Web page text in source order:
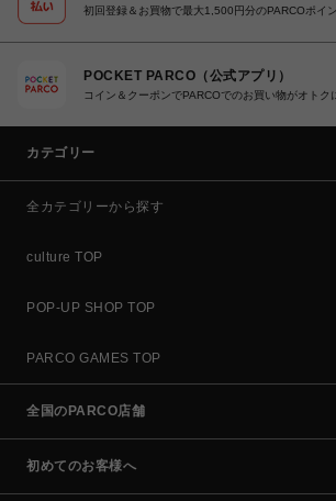
初回登録＆お買物で最大1,500円分のPARCOポイ
POCKET PARCO（公式アプリ）
コイン＆クーポンでPARCOでのお買い物がオトク
カテゴリー
全カテゴリーから探す
culture TOP
POP-UP SHOP TOP
PARCO GAMES TOP
全国のPARCO店舗
初めてのお客様へ